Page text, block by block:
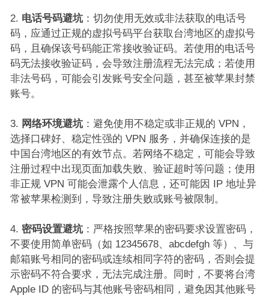
电话号码避坑：切勿使用无效或非法获取的电话号
码，应通过正规的虚拟号码平台获取台湾地区的虚拟号
码，且确保该号码能正常接收验证码。若使用的电话号
码无法接收验证码，会导致注册流程无法完成；若使用
非法号码，可能会引发账号安全问题，甚至被苹果封禁
账号。​
网络环境避坑：避免使用不稳定或非正规的 VPN，
选择口碑好、稳定性强的 VPN 服务，并确保连接的是
中国台湾地区的有效节点。若网络不稳定，可能会导致
注册过程中出现页面加载失败、验证超时等问题；使用
非正规 VPN 可能会泄露个人信息，还可能因 IP 地址异
常被苹果检测到，导致注册失败或账号被限制。​
密码设置避坑：严格按照苹果的密码要求设置密码，
不要使用简单密码（如 12345678、abcdefgh 等）、与
邮箱账号相同的密码或连续相同字符的密码，否则会提
示密码不符合要求，无法完成注册。同时，不要将台湾
Apple ID 的密码与其他账号密码相同，避免因其他账号